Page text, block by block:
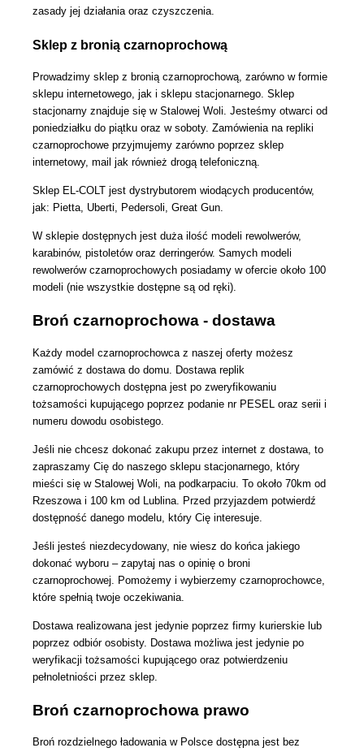
zasady jej działania oraz czyszczenia.
Sklep z bronią czarnoprochową
Prowadzimy sklep z bronią czarnoprochową, zarówno w formie
sklepu internetowego, jak i sklepu stacjonarnego. Sklep
stacjonarny znajduje się w Stalowej Woli. Jesteśmy otwarci od
poniedziałku do piątku oraz w soboty. Zamówienia na repliki
czarnoprochowe przyjmujemy zarówno poprzez sklep
internetowy, mail jak również drogą telefoniczną.
Sklep EL-COLT jest dystrybutorem wiodących producentów,
jak: Pietta, Uberti, Pedersoli, Great Gun.
W sklepie dostępnych jest duża ilość modeli rewolwerów,
karabinów, pistoletów oraz derringerów. Samych modeli
rewolwerów czarnoprochowych posiadamy w ofercie około 100
modeli (nie wszystkie dostępne są od ręki).
Broń czarnoprochowa - dostawa
Każdy model czarnoprochowca z naszej oferty możesz
zamówić z dostawa do domu. Dostawa replik
czarnoprochowych dostępna jest po zweryfikowaniu
tożsamości kupującego poprzez podanie nr PESEL oraz serii i
numeru dowodu osobistego.
Jeśli nie chcesz dokonać zakupu przez internet z dostawa, to
zapraszamy Cię do naszego sklepu stacjonarnego, który
mieści się w Stalowej Woli, na podkarpaciu. To około 70km od
Rzeszowa i 100 km od Lublina. Przed przyjazdem potwierdź
dostępność danego modelu, który Cię interesuje.
Jeśli jesteś niezdecydowany, nie wiesz do końca jakiego
dokonać wyboru – zapytaj nas o opinię o broni
czarnoprochowej. Pomożemy i wybierzemy czarnoprochowce,
które spełnią twoje oczekiwania.
Dostawa realizowana jest jedynie poprzez firmy kurierskie lub
poprzez odbiór osobisty. Dostawa możliwa jest jedynie po
weryfikacji tożsamości kupującego oraz potwierdzeniu
pełnoletniości przez sklep.
Broń czarnoprochowa prawo
Broń rozdzielnego ładowania w Polsce dostępna jest bez